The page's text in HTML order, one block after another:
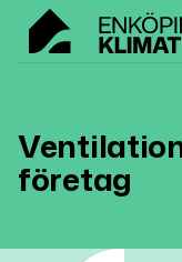
företag